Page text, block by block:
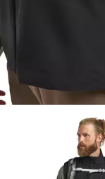
Funktionsweste
UVP100,00 €